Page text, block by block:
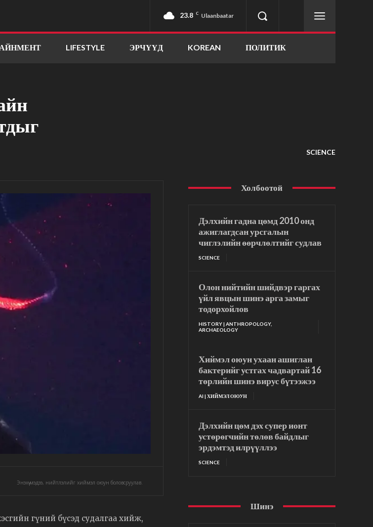
23.8 C Ulaanbaatar
LIFESTYLE ЭРЧҮҮД KOREAN ПОЛИТИК
SCIENCE
Энэхүү мэдээ, нийтлэлийг хиймэл оюун боловсруулав.
гүний бүсэд судалгаа хийж,
Холбоотой
Дэлхийн гадна цөмд 2010 онд
ажиглагдсан урсгалын
чиглэлийн өөрчлөлтийг судлав
SCIENCE
Олон нийтийн шийдвэр гаргах
үйл явцын шинэ арга замыг
тодорхойлов
HISTORY | ANTHROPOLOGY,
ARCHAEOLOGY
Хиймэл оюун ухаан ашиглан
бактерийг устгах чадвартай 16
төрлийн шинэ вирус бүтээжээ
AI | ХИЙМЭЛ ОЮУН
Дэлхийн цөм дэх супер ионт
устөрөгчийн төлөв байдлыг
эрдэмтэд илрүүллээ
SCIENCE
Шинэ